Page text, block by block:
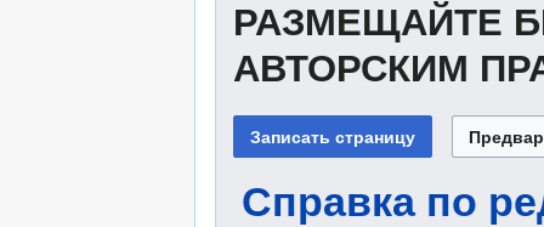
РАЗМЕЩАЙТЕ
АВТОРСКИМ
Справка по